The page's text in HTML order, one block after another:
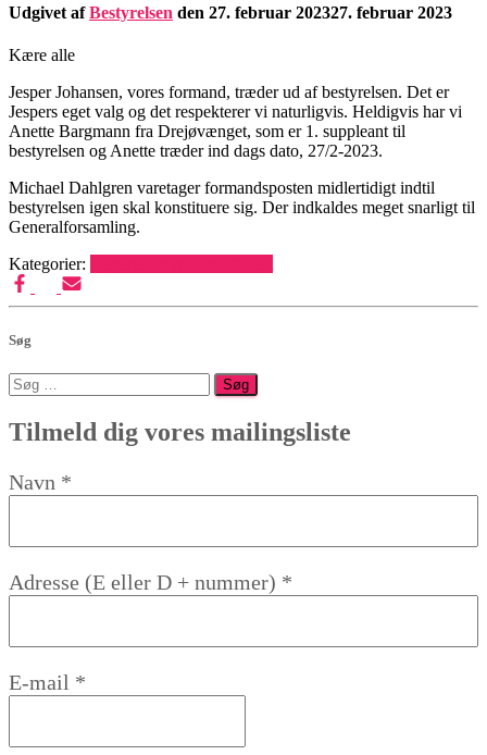
Udgivet afBestyrelsen den 27. februar 202327. februar 2023
Kære alle
Jesper Johansen, vores formand, træder ud af bestyrelsen. Det er
Jespers eget valg og det respekterer vi naturligvis. Heldigvis har vi
Anette Bargmann fra Drejøvænget, som er 1. suppleant til
bestyrelsen og Anette træder ind dags dato, 27/2-2023.
Michael Dahlgren varetager formandsposten midlertidigt indtil
bestyrelsen igen skal konstituere sig. Der indkaldes meget snarligt til
Generalforsamling.
Kategorier:
Søg
Søg
efter:
Tilmeld dig vores mailingsliste
Navn *
Adresse (E eller D + nummer) *
E-mail *